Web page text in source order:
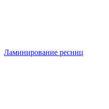
Ламинирование ресниц